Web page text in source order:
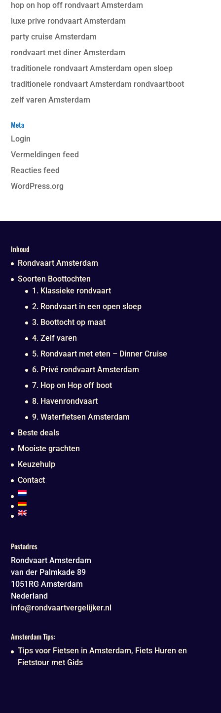
hop on hop off rondvaart Amsterdam
luxe prive rondvaart Amsterdam
party cruise Amsterdam
rondvaart met diner Amsterdam
traditionele rondvaart Amsterdam open sloep
traditionele rondvaart Amsterdam rondvaartboot
zelf varen Amsterdam
Meta
Login
Vermeldingen feed
Reacties feed
WordPress.org
Inhoud
Rondvaart Amsterdam
Soorten Boottochten
1. Klassieke rondvaart
2. Rondvaart in een open sloep
3. Boottocht op maat
4. Zelf varen
5. Rondvaart met eten – Dinner Cruise
6. Privé rondvaart Amsterdam
7. Hop on Hop off boot
8. Havenrondvaart
9. Waterfietsen Amsterdam
Beste deals
Mooiste grachten
Keuzehulp
Contact
Postadres
Rondvaart Amsterdam
van der Palmkade 89
1051RG Amsterdam
Nederland
info@rondvaartvergelijker.nl
Amsterdam Tips:
Tips voor Fietsen in Amsterdam, Fiets Huren en
Fietstour met Gids